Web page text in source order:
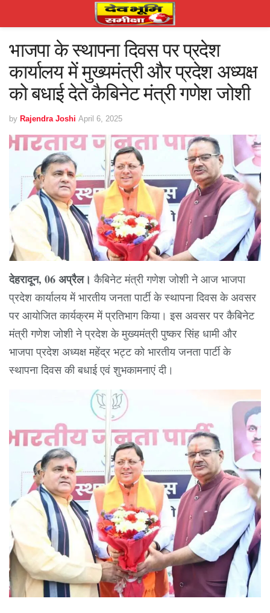
भाजपा के स्थापना दिवस पर प्रदेश
कार्यालय में मुख्यमंत्री और प्रदेश अध्यक्ष
को बधाई देते कैबिनेट मंत्री गणेश जोशी
by Rajendra Joshi April 6, 2025
देहरादून, 06 अप्रैल। कैबिनेट मंत्री गणेश जोशी ने आज भाजपा
प्रदेश कार्यालय में भारतीय जनता पार्टी के स्थापना दिवस के अवसर
पर आयोजित कार्यक्रम में प्रतिभाग किया। इस अवसर पर कैबिनेट
मंत्री गणेश जोशी ने प्रदेश के मुख्यमंत्री पुष्कर सिंह धामी और
भाजपा प्रदेश अध्यक्ष महेंद्र भट्ट को भारतीय जनता पार्टी के
स्थापना दिवस की बधाई एवं शुभकामनाएं दी।